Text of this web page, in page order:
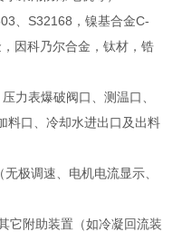
、S32168，镍基合金C-
因科乃尔合金，钛材，锆
力表爆破阀口、测温口、
料口、冷却水进出口及出料
极调速、电机电流显示、
它附助装置（如冷凝回流装